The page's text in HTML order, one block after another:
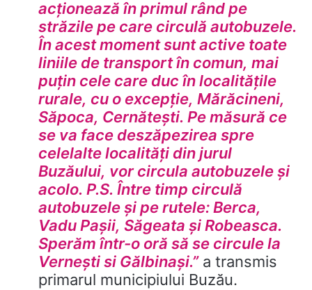
acționează în primul rând pe
străzile pe care circulă autobuzele.
În acest moment sunt active toate
liniile de transport în comun, mai
puțin cele care duc în localitățile
rurale, cu o excepție, Mărăcineni,
Săpoca, Cernătești. Pe măsură ce
se va face deszăpezirea spre
celelalte localități din jurul
Buzăului, vor circula autobuzele și
acolo. P.S. Între timp circulă
autobuzele și pe rutele: Berca,
Vadu Pașii, Săgeata și Robeasca.
Sperăm într-o oră să se circule la
Vernești si Gălbinași.” a transmis
primarul municipiului Buzău.